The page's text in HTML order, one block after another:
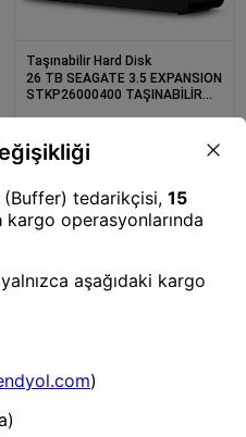
Taşınabilir Hard Disk
26 TB SEAGATE 3.5 EXPANSION
STKP26000400 TAŞINABİLİR